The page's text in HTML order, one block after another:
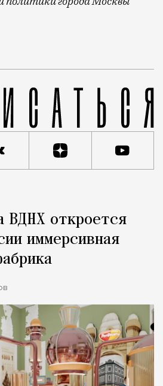
праздник День
ВДНХ откроется
иммерсивная